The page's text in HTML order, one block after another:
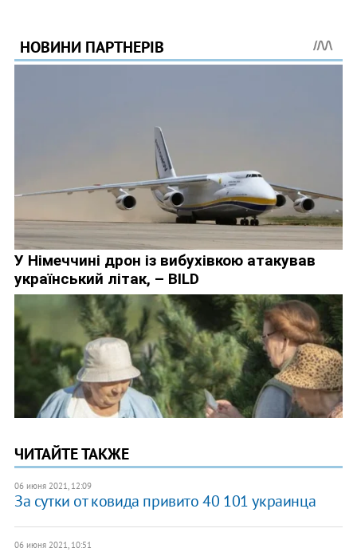
ЧИТАЙТЕ ТАКЖЕ
06 июня 2021, 12:09
За сутки от ковида привито 40 101 украинца
06 июня 2021, 10:51